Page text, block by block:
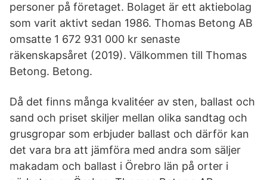
personer på företaget. Bolaget är ett aktiebolag
som varit aktivt sedan 1986. Thomas Betong AB
omsatte 1 672 931 000 kr senaste
räkenskapsåret (2019). Välkommen till Thomas
Betong. Betong.
Då det finns många kvalitéer av sten, ballast och
sand och priset skiljer mellan olika sandtag och
grusgropar som erbjuder ballast och därför kan
det vara bra att jämföra med andra som säljer
makadam och ballast i Örebro län på orter i